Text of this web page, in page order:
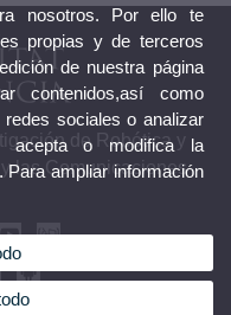
de Robótica y
las Comunicaciones
nosotros. Por ello te
propias y de terceros
de nuestra página
contenidos,así como
redes sociales o analizar
acepta o modifica la
Para ampliar información